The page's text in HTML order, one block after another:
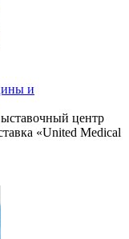
и
центр
«United Medical